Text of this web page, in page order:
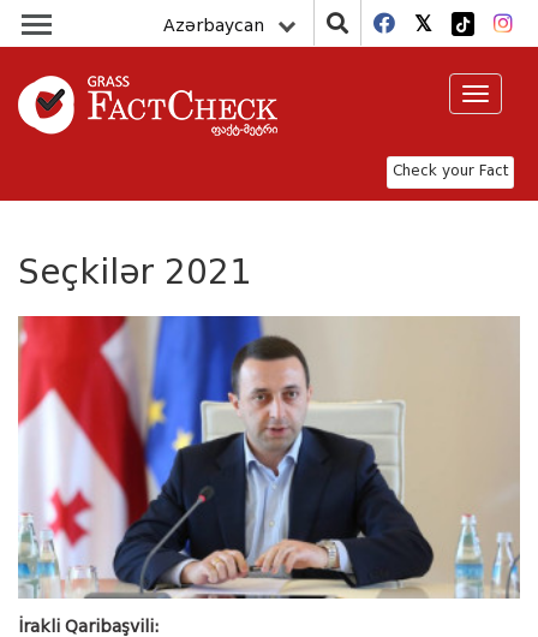
Azərbaycan
Check your Fact
Toggle
Seçkilər 2021
İrakli Qaribaşvili: